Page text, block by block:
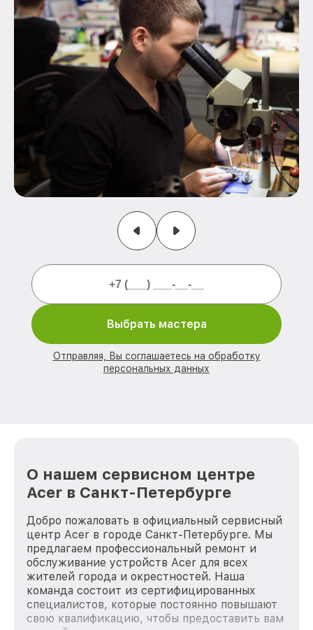
Выбрать мастера
Отправляя, Вы соглашаетесь на обработку
персональных данных
О нашем сервисном центре
Acer в Санкт-Петербурге
Добро пожаловать в официальный сервисный
центр Acer в городе Санкт-Петербурге. Мы
предлагаем профессиональный ремонт и
обслуживание устройств Acer для всех
жителей города и окрестностей. Наша
команда состоит из сертифицированных
специалистов, которые постоянно повышают
свою квалификацию, чтобы предоставить вам